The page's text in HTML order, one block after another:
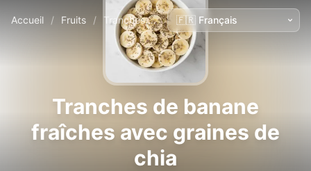
Accueil / Fruits / Tranches de banane fraîches avec graines de chia
Tranches de banane
fraîches avec graines de
chia